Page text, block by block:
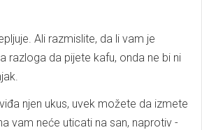
Ali razmislite, da li vam je
razloga da pijete kafu, onda ne bi ni
njen ukus, uvek možete da izmete
vam neće uticati na san, naprotiv -